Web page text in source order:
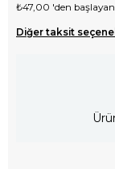
₺47,00 'den
Diğer taksit